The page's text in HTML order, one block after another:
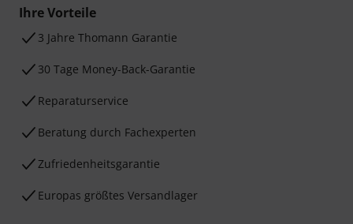
Ihre Vorteile
3 Jahre Thomann Garantie
30 Tage Money-Back-Garantie
Reparaturservice
Beratung durch Fachexperten
Zufriedenheitsgarantie
Europas größtes Versandlager